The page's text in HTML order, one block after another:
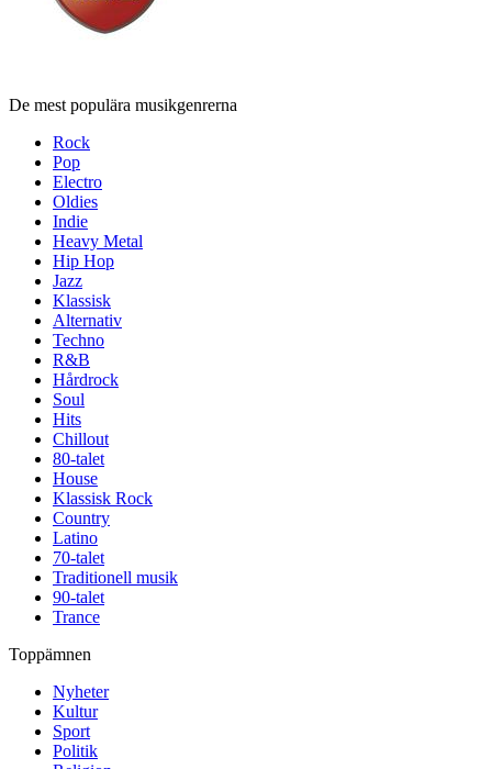
De mest populära musikgenrerna
Rock
Pop
Electro
Oldies
Indie
Heavy Metal
Hip Hop
Jazz
Klassisk
Alternativ
Techno
R&B
Hårdrock
Soul
Hits
Chillout
80-talet
House
Klassisk Rock
Country
Latino
70-talet
Traditionell musik
90-talet
Trance
Toppämnen
Nyheter
Kultur
Sport
Politik